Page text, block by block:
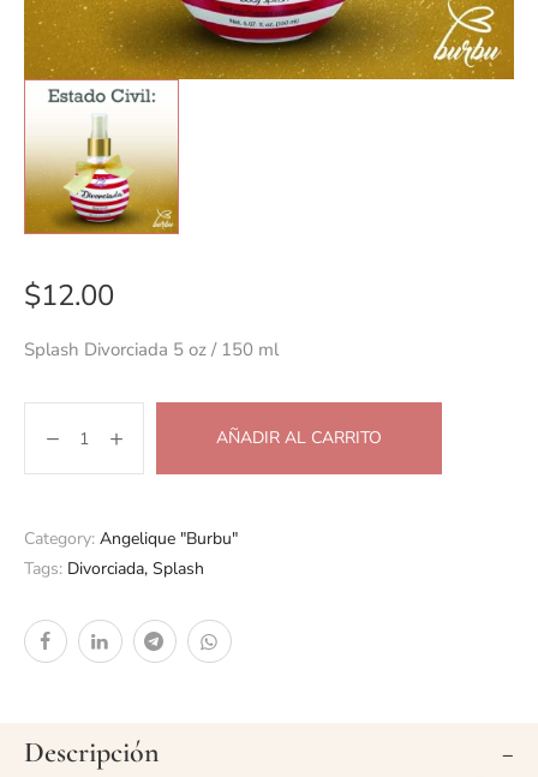
$12.00
Splash Divorciada 5 oz / 150 ml
AÑADIR AL CARRITO
Category: Angelique "Burbu"
Tags: Divorciada, Splash
Descripción